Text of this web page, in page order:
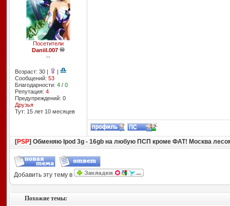
Посетители
Daniil.007
--
Возраст: 30 |
|
Сообщений: 53
Благодарности: 4/ 0
Репутация: 4
Предупреждений: 0
Друзья
Тут: 15 лет 10 месяцев
[PSP] Обменяю Ipod 3g - 16gb на любую ПСП кроме ФАТ! Москва
Добавить эту тему в
Похожие темы: